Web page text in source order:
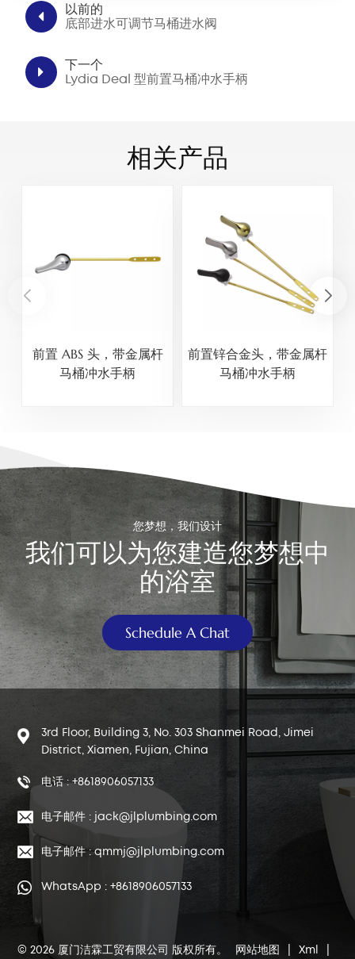
以前的
底部进水可调节马桶进水阀
下一个
Lydia Deal 型前置马桶冲水手柄
相关产品
前置 ABS 头，带金属杆
马桶冲水手柄
前置锌合金头，带金属杆
马桶冲水手柄
您梦想，我们设计
我们可以为您建造您梦想中
的浴室
Schedule A Chat
3rd Floor, Building 3, No. 303 Shanmei Road, Jimei
District, Xiamen, Fujian, China
电话 : +8618906057133
电子邮件 : jack@jlplumbing.com
电子邮件 : qmmj@jlplumbing.com
WhatsApp : +8618906057133
© 2026 厦门洁霖工贸有限公司 版权所有。 网站地图 Xml